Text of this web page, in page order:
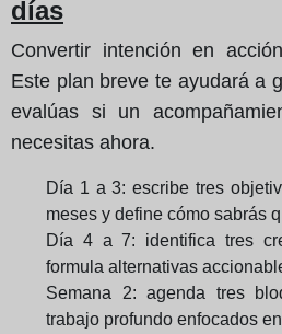
días
Convertir intención en
Este plan breve te ayudará a
evalúas si un
necesitas ahora.
Día 1 a 3: escribe tres
meses y define cómo sabrás
Día 4 a 7: identifica tres
formula alternativas
Semana 2: agenda tres
trabajo profundo enfocados